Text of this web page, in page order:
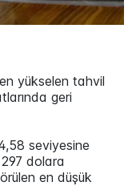
yükselen tahvil
geri
seviyesine
dolara
en düşük